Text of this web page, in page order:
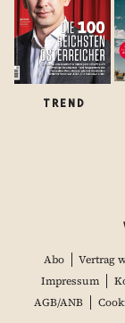
TREND
Abo Vertrag
Impressum
AGB/ANB